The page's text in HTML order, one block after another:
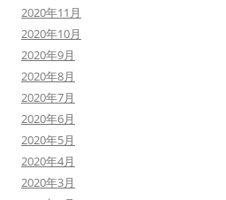
2020年11月
2020年10月
2020年9月
2020年8月
2020年7月
2020年6月
2020年5月
2020年4月
2020年3月